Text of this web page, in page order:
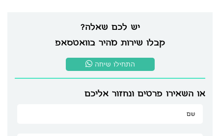
יש לכם שאלה?
קבלו שירות מהיר בוואטסאפ
התחילו שיחה
או השאירו פרטים ונחזור אליכם